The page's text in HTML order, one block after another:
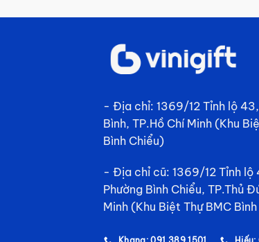
- Địa chỉ: 1369/12 Tỉnh lộ 43,
Bình, TP.Hồ Chí Minh (Khu
Bình Chiểu)
- Địa chỉ cũ: 1369/12 Tỉnh lộ
Phường Bình Chiểu, TP.Thủ
Minh (Khu Biệt Thự BMC